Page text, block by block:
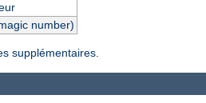
number)
supplémentaires.